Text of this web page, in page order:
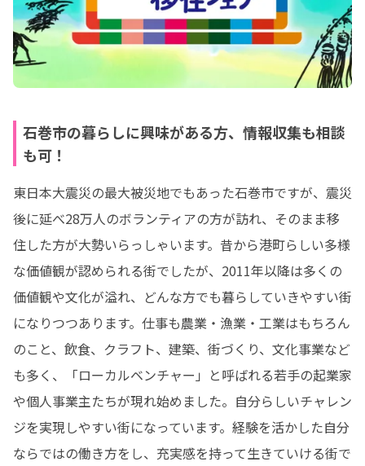
石巻市の暮らしに興味がある方、情報収集も相談
も可！
東日本大震災の最大被災地でもあった石巻市ですが、震災
後に延べ28万人のボランティアの方が訪れ、そのまま移
住した方が大勢いらっしゃいます。昔から港町らしい多様
な価値観が認められる街でしたが、2011年以降は多くの
価値観や文化が溢れ、どんな方でも暮らしていきやすい街
になりつつあります。仕事も農業・漁業・工業はもちろん
のこと、飲食、クラフト、建築、街づくり、文化事業など
も多く、「ローカルベンチャー」と呼ばれる若手の起業家
や個人事業主たちが現れ始めました。自分らしいチャレン
ジを実現しやすい街になっています。経験を活かした自分
ならではの働き方をし、充実感を持って生きていける街で